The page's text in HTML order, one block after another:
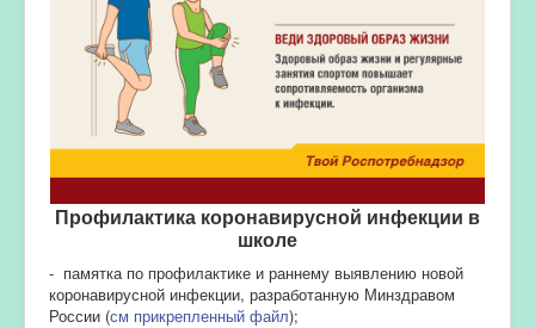
Профилактика коронавирусной инфекции в
школе
- памятка по профилактике и раннему выявлению новой
коронавирусной инфекции, разработанную Минздравом
России (см прикрепленный файл);